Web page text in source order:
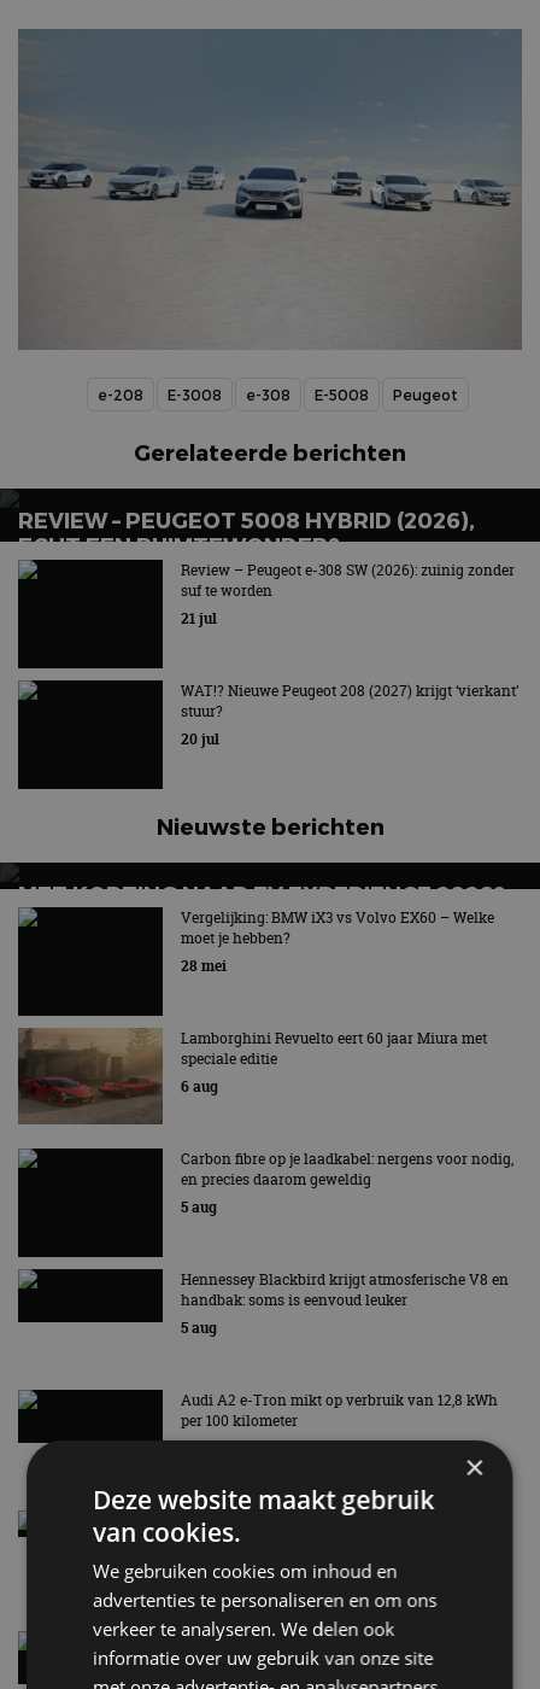
e-208 E-3008 e-308 E-5008 Peugeot
Gerelateerde berichten
REVIEW – PEUGEOT 5008 HYBRID (2026),
ECHT EEN RUIMTEWONDER?
Gul en zuinig tegelijk!Review – Peugeot e-308 SW (2026): zuinig zonder
suf te worden
21 jul
WAT!? Nieuwe Peugeot 208 (2027) krijgt ‘vierkant’
stuur?
20 jul
Nieuwste berichten
MET KORTING NAAR EV EXPERIENCE 2026?
AUTORAI REGELT HET!
EV Experience 2026 van 24 tot 26 september
Vergelijking: BMW iX3 vs Volvo EX60 – Welke
moet je hebben?
28 mei
Lamborghini Revuelto eert 60 jaar Miura met
speciale editie
6 aug
Carbon fibre op je laadkabel: nergens voor nodig,
en precies daarom geweldig
5 aug
Hennessey Blackbird krijgt atmosferische V8 en
handbak: soms is eenvoud leuker
5 aug
Audi A2 e-Tron mikt op verbruik van 12,8 kWh
per 100 kilometer
Elektrische Geely E2 (tijdelijk) net zo goedkoop
als een Renault Twingo
4 aug
Vernieuwde Hyundai Ioniq 6 rijdt tot 680
kilometer en wordt goedkoper
×
Deze website maakt gebruik
van cookies.
We gebruiken cookies om inhoud en
advertenties te personaliseren en om ons
verkeer te analyseren. We delen ook
informatie over uw gebruik van onze site